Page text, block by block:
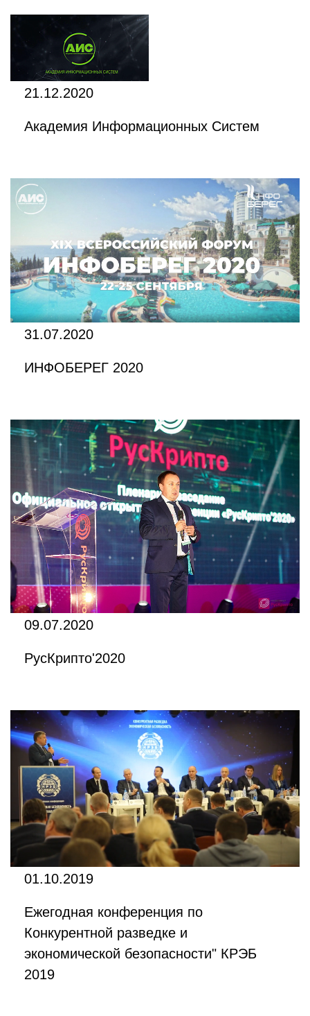
21.12.2020
Академия Информационных Систем
31.07.2020
ИНФОБЕРЕГ 2020
09.07.2020
РусКрипто'2020
01.10.2019
Ежегодная конференция по
Конкурентной разведке и
экономической безопасности" КРЭБ
2019